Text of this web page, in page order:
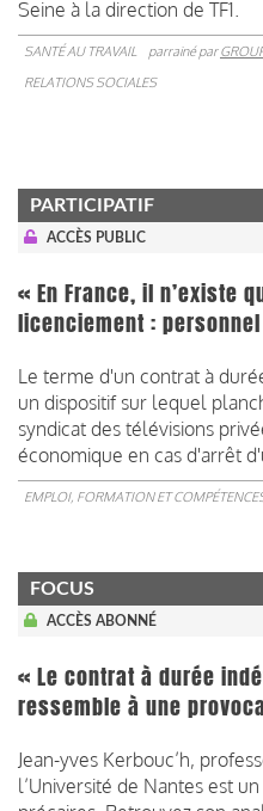
Seine à la direction de TF1.
SANTÉ AU TRAVAIL parrainé par
RELATIONS SOCIALES
PARTICIPATIF
ACCÈS PUBLIC
« En France, il n’existe
licenciement :
Le terme d'un contrat à
un dispositif sur lequel
syndicat des télévisions
économique en cas d'arrêt
EMPLOI, FORMATION ET
FOCUS
ACCÈS ABONNÉ
« Le contrat à durée
ressemble à une
Jean-yves Kerbouc’h,
l’Université de Nantes est